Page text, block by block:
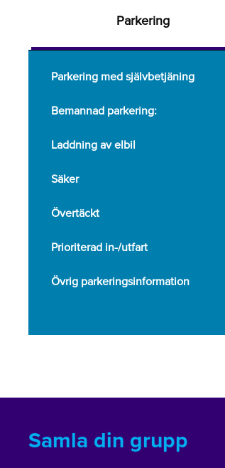
Parkering
Parkering med självbetjäning
Bemannad parkering:
Laddning av elbil
Säker
Övertäckt
Prioriterad in-/utfart
Övrig parkeringsinformation
Samla din grupp